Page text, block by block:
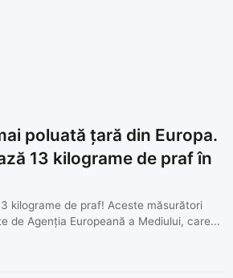
poluată țară din Europa.
13 kilograme de praf în
kilograme de praf! Aceste măsurători
de Agenția Europeană a Mediului, care...